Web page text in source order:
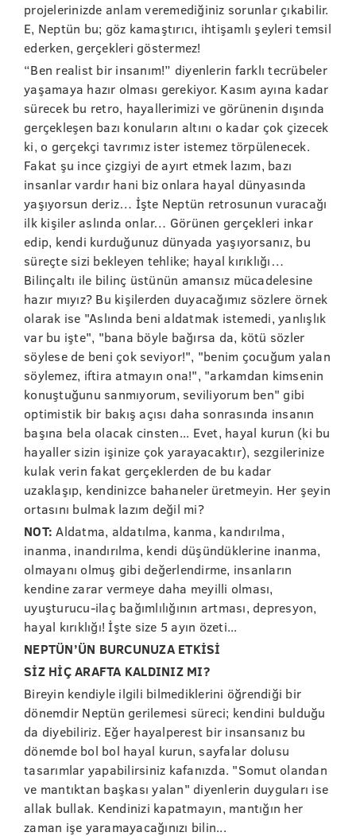
projelerinizde anlam veremediğiniz sorunlar çıkabilir.
E, Neptün bu; göz kamaştırıcı, ihtişamlı şeyleri temsil
ederken, gerçekleri göstermez!
“Ben realist bir insanım!” diyenlerin farklı tecrübeler
yaşamaya hazır olması gerekiyor. Kasım ayına kadar
sürecek bu retro, hayallerimizi ve görünenin dışında
gerçekleşen bazı konuların altını o kadar çok çizecek
ki, o gerçekçi tavrımız ister istemez törpülenecek.
Fakat şu ince çizgiyi de ayırt etmek lazım, bazı
insanlar vardır hani biz onlara hayal dünyasında
yaşıyorsun deriz… İşte Neptün retrosunun vuracağı
ilk kişiler aslında onlar… Görünen gerçekleri inkar
edip, kendi kurduğunuz dünyada yaşıyorsanız, bu
süreçte sizi bekleyen tehlike; hayal kırıklığı…
Bilinçaltı ile bilinç üstünün amansız mücadelesine
hazır mıyız? Bu kişilerden duyacağımız sözlere örnek
olarak ise "Aslında beni aldatmak istemedi, yanlışlık
var bu işte", "bana böyle bağırsa da, kötü sözler
söylese de beni çok seviyor!", "benim çocuğum yalan
söylemez, iftira atmayın ona!", "arkamdan kimsenin
konuştuğunu sanmıyorum, seviliyorum ben" gibi
optimistik bir bakış açısı daha sonrasında insanın
başına bela olacak cinsten... Evet, hayal kurun (ki bu
hayaller sizin işinize çok yarayacaktır), sezgilerinize
kulak verin fakat gerçeklerden de bu kadar
uzaklaşıp, kendinizce bahaneler üretmeyin. Her şeyin
ortasını bulmak lazım değil mi?
NOT: Aldatma, aldatılma, kanma, kandırılma,
inanma, inandırılma, kendi düşündüklerine inanma,
olmayanı olmuş gibi değerlendirme, insanların
kendine zarar vermeye daha meyilli olması,
uyuşturucu-ilaç bağımlılığının artması, depresyon,
hayal kırıklığı! İşte size 5 ayın özeti...
NEPTÜN’ÜN BURCUNUZA ETKİSİ
SİZ HİÇ ARAFTA KALDINIZ MI?
Bireyin kendiyle ilgili bilmediklerini öğrendiği bir
dönemdir Neptün gerilemesi süreci; kendini bulduğu
da diyebiliriz. Eğer hayalperest bir insansanız bu
dönemde bol bol hayal kurun, sayfalar dolusu
tasarımlar yapabilirsiniz kafanızda. "Somut olandan
ve mantıktan başkası yalan" diyenlerin duyguları ise
allak bullak. Kendinizi kapatmayın, mantığın her
zaman işe yaramayacağınızı bilin...